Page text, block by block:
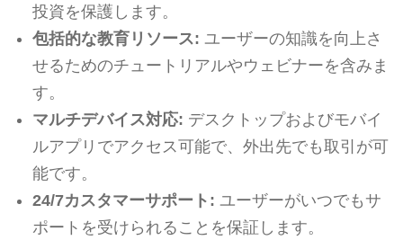
投資を保護します。
包括的な教育リソース: ユーザーの知識を向上さ
せるためのチュートリアルやウェビナーを含みま
す。
マルチデバイス対応: デスクトップおよびモバイ
ルアプリでアクセス可能で、外出先でも取引が可
能です。
24/7カスタマーサポート: ユーザーがいつでもサ
ポートを受けられることを保証します。